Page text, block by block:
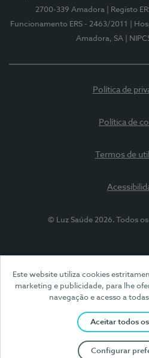
Este website utiliza cookies
marketing e publicidade, para lhe
navegação e acesso a
Aceitar todos
Configurar
2700-339 Amadora
| Registo
Funcionamento ERS - 2463/2011
|
Amadora, SA
|
Política de
Política de
Termos de
© Luz Saúde 2026. Todos